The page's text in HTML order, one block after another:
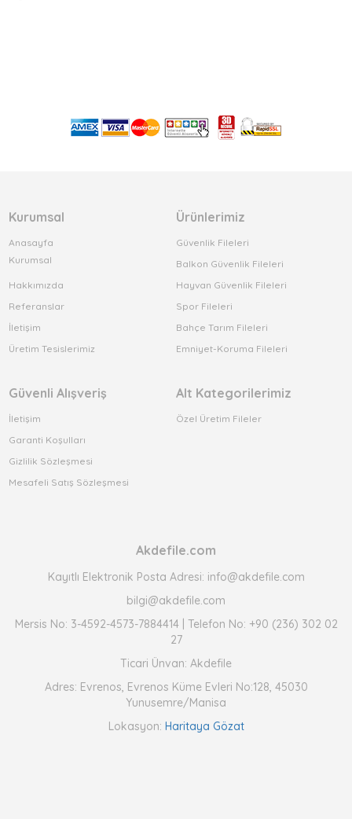
Kurumsal
Anasayfa
Kurumsal
Hakkımızda
Referanslar
İletişim
Üretim Tesislerimiz
Ürünlerimiz
Güvenlik Fileleri
Balkon Güvenlik Fileleri
Hayvan Güvenlik Fileleri
Spor Fileleri
Bahçe Tarım Fileleri
Emniyet-Koruma Fileleri
Güvenli Alışveriş
İletişim
Garanti Koşulları
Gizlilik Sözleşmesi
Mesafeli Satış Sözleşmesi
Alt Kategorilerimiz
Özel Üretim Fileler
Akdefile.com
Kayıtlı Elektronik Posta Adresi: info@akdefile.com
bilgi@akdefile.com
Mersis No: 3-4592-4573-7884414 | Telefon No: +90 (236) 302 02
27
Ticari Ünvan: Akdefile
Adres: Evrenos, Evrenos Küme Evleri No:128, 45030
Yunusemre/Manisa
Lokasyon: Haritaya Gözat